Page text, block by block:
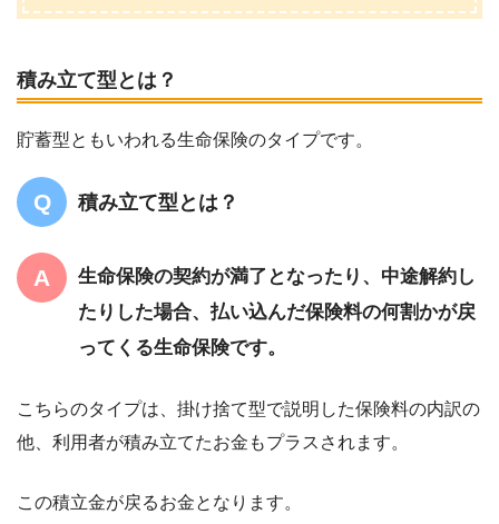
積み立て型とは？
貯蓄型ともいわれる生命保険のタイプです。
積み立て型とは？
生命保険の契約が満了となったり、中途解約し
たりした場合、払い込んだ保険料の何割かが戻
ってくる生命保険です。
こちらのタイプは、掛け捨て型で説明した保険料の内訳の
他、利用者が積み立てたお金もプラスされます。
この積立金が戻るお金となります。